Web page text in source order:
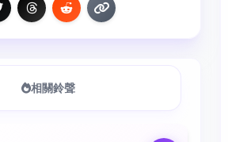
相關鈴聲